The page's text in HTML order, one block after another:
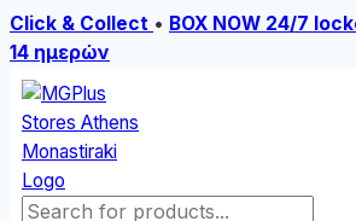
Click & Collect • BOX NOW 24/7
14 ημερών
Skip
to
content
Products